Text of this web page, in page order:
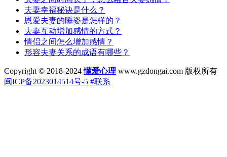
夫妻幸福秘诀是什么？
恩爱夫妻的睡姿是怎样的？
夫妻互动增加感情的方式？
情侣之间怎么增加感情？
形容夫妻关系的成语有哪些？
Copyright © 2018-2024懂爱心理 www.gzdongai.com 版权所有
闽ICP备2023014514号-5 #联系